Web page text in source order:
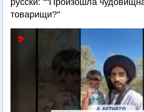
русски: ""Произошла
товарищи?"